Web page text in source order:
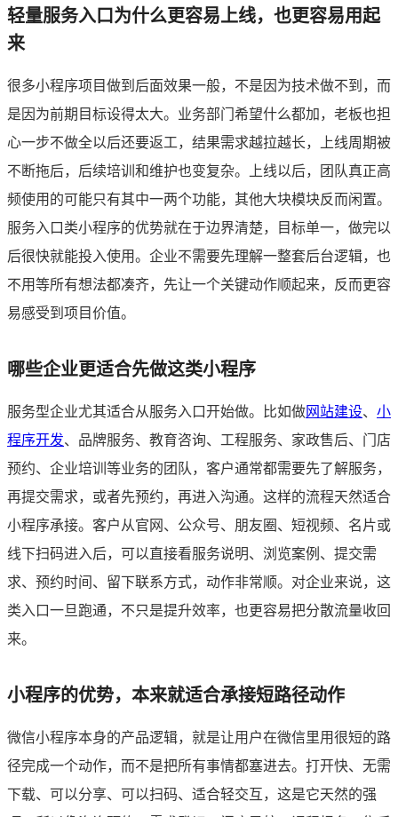
轻量服务入口为什么更容易上线，也更容易用起
来
很多小程序项目做到后面效果一般，不是因为技术做不到，而
是因为前期目标设得太大。业务部门希望什么都加，老板也担
心一步不做全以后还要返工，结果需求越拉越长，上线周期被
不断拖后，后续培训和维护也变复杂。上线以后，团队真正高
频使用的可能只有其中一两个功能，其他大块模块反而闲置。
服务入口类小程序的优势就在于边界清楚，目标单一，做完以
后很快就能投入使用。企业不需要先理解一整套后台逻辑，也
不用等所有想法都凑齐，先让一个关键动作顺起来，反而更容
易感受到项目价值。
哪些企业更适合先做这类小程序
服务型企业尤其适合从服务入口开始做。比如做网站建设、 小
程序开发、品牌服务、教育咨询、工程服务、家政售后、门店
预约、企业培训等业务的团队，客户通常都需要先了解服务，
再提交需求，或者先预约，再进入沟通。这样的流程天然适合
小程序承接。客户从官网、公众号、朋友圈、短视频、名片或
线下扫码进入后，可以直接看服务说明、浏览案例、提交需
求、预约时间、留下联系方式，动作非常顺。对企业来说，这
类入口一旦跑通，不只是提升效率，也更容易把分散流量收回
来。
小程序的优势，本来就适合承接短路径动作
微信小程序本身的产品逻辑，就是让用户在微信里用很短的路
径完成一个动作，而不是把所有事情都塞进去。打开快、无需
下载、可以分享、可以扫码、适合轻交互，这是它天然的强